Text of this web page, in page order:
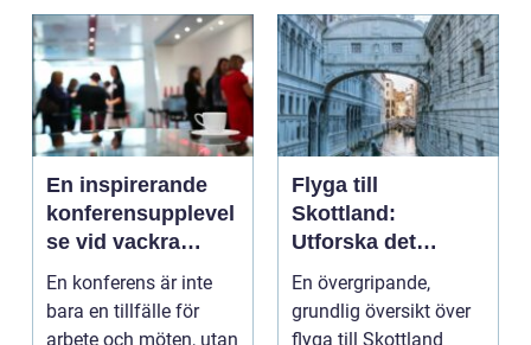
En inspirerande
konferensupplevel
se vid vackra
Tylösand
En konferens är inte
bara en tillfälle för
arbete och möten, utan
Flyga till
Skottland:
Utforska det
vackra landet på
ännu enklast sätt
En övergripande,
grundlig översikt över
flyga till Skottland